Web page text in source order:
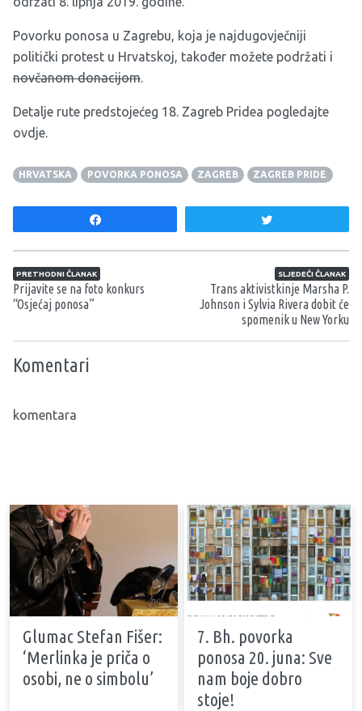
Povorku ponosa u Zagrebu, koja je najdugovječniji
politički protest u Hrvatskoj, također možete podržati i
novčanom donacijom.
Detalje rute predstojećeg 18. Zagreb Pridea pogledajte
ovdje.
HRVATSKA POVORKA PONOSA ZAGREB ZAGREB PRIDE
Navigacija članaka
PRETHODNI ČLANAK
Prijavite se na foto konkurs
“Osjećaj ponosa”
SLJEDEĆI ČLANAK
Trans aktivistkinje Marsha P.
Johnson i Sylvia Rivera dobit će
spomenik u New Yorku
Komentari
komentara
Glumac Stefan Fišer:
‘Merlinka je priča o
osobi, ne o simbolu’
7. Bh. povorka
ponosa 20. juna: Sve
nam boje dobro
stoje!